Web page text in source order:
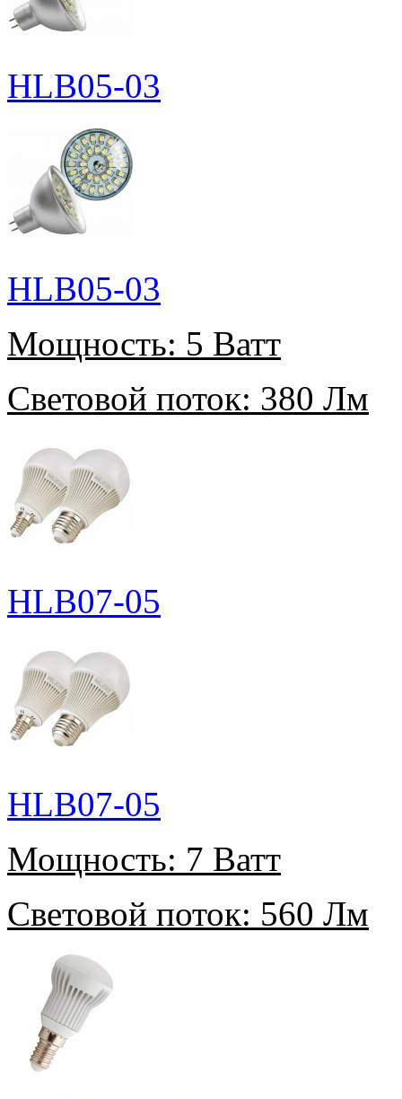
HLB05-03
HLB05-03
Мощность: 5 Ватт
Световой поток: 380 Лм
HLB07-05
HLB07-05
Мощность: 7 Ватт
Световой поток: 560 Лм